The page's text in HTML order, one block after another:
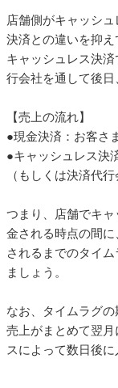
店舗側がキャッシ
決済との違いを抑
キャッシュレス決
行会社を通して後日
【売上の流れ】
●現金決済：お客さ
●キャッシュレス決
（もしくは決済代
つまり、店舗でキ
金される時点の間
されるまでのタイ
ましょう。
なお、タイムラグの
売上がまとめて翌
スによって数日後に